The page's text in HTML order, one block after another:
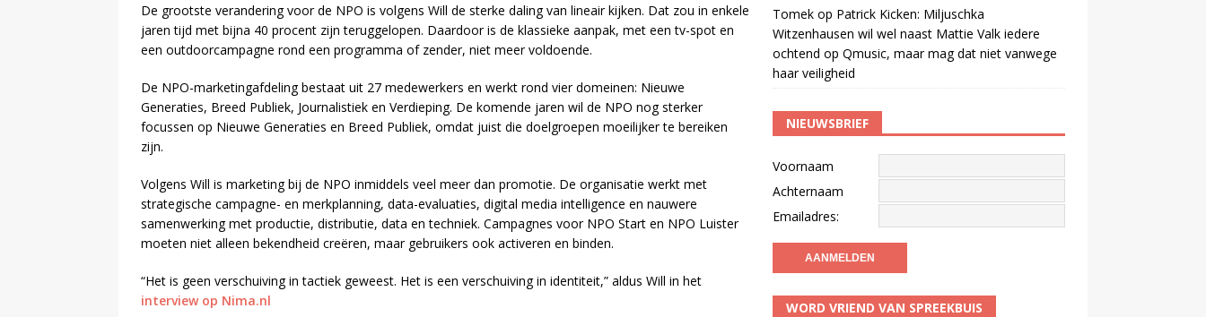
De grootste verandering voor de NPO is volgens Will de sterke daling van lineair kijken. Dat zou in enkele
jaren tijd met bijna 40 procent zijn teruggelopen. Daardoor is de klassieke aanpak, met een tv-spot en
een outdoorcampagne rond een programma of zender, niet meer voldoende.
De NPO-marketingafdeling bestaat uit 27 medewerkers en werkt rond vier domeinen: Nieuwe
Generaties, Breed Publiek, Journalistiek en Verdieping. De komende jaren wil de NPO nog sterker
focussen op Nieuwe Generaties en Breed Publiek, omdat juist die doelgroepen moeilijker te bereiken
zijn.
Volgens Will is marketing bij de NPO inmiddels veel meer dan promotie. De organisatie werkt met
strategische campagne- en merkplanning, data-evaluaties, digital media intelligence en nauwere
samenwerking met productie, distributie, data en techniek. Campagnes voor NPO Start en NPO Luister
moeten niet alleen bekendheid creëren, maar gebruikers ook activeren en binden.
“Het is geen verschuiving in tactiek geweest. Het is een verschuiving in identiteit,” aldus Will in het
interview op Nima.nl
Tomekop Patrick Kicken: Miljuschka
Witzenhausen wil wel naast Mattie Valk iedere
ochtend op Qmusic, maar mag dat niet vanwege
haar veiligheid
NIEUWSBRIEF
Voornaam
Achternaam
Emailadres:
WORD VRIEND VAN SPREEKBUIS